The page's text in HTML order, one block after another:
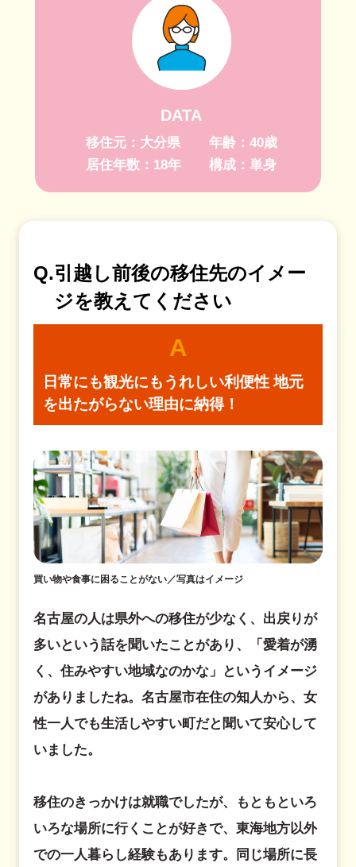
DATA
移住元：大分県
居住年数：18年
年齢：40歳
構成：単身
Q.引越し前後の移住先のイメー
ジを教えてください
A
日常にも観光にもうれしい利便性地元
を出たがらない理由に納得！
買い物や食事に困ることがない／写真はイメージ
名古屋の人は県外への移住が少なく、出戻りが
多いという話を聞いたことがあり、「愛着が湧
く、住みやすい地域なのかな」というイメージ
がありましたね。名古屋市在住の知人から、女
性一人でも生活しやすい町だと聞いて安心して
いました。
移住のきっかけは就職でしたが、もともといろ
いろな場所に行くことが好きで、東海地方以外
での一人暮らし経験もあります。同じ場所に長